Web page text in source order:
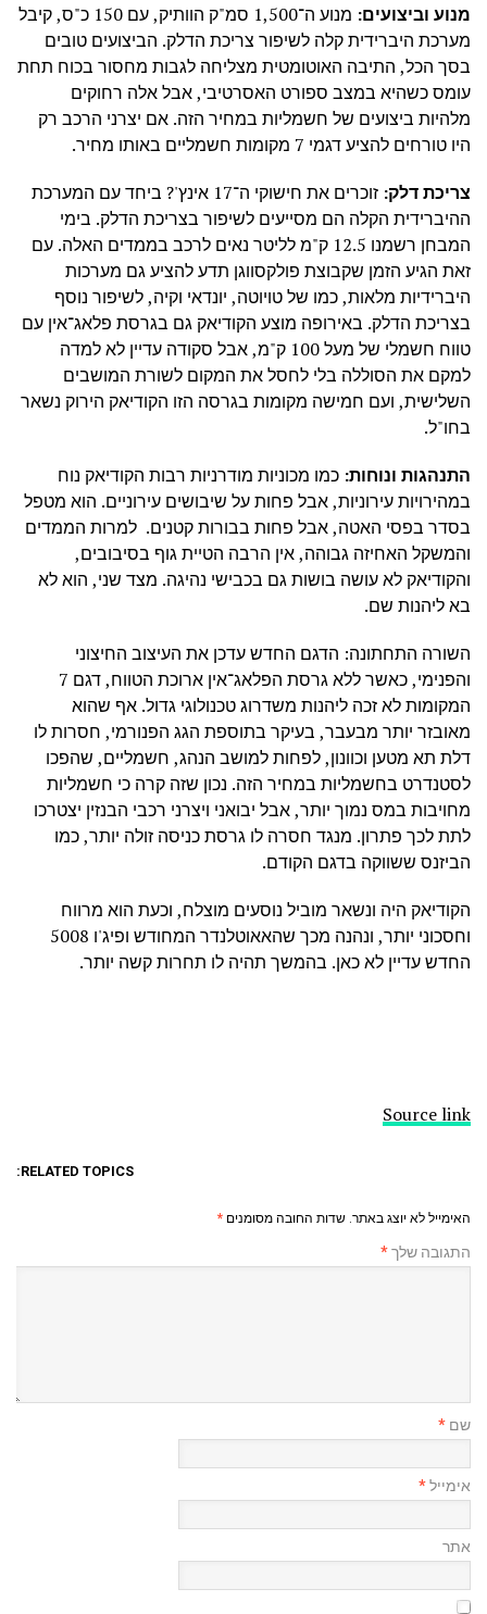
מנוע וביצועים:
מנוע ה־1,500 סמ"ק הוותיק, עם 150 כ"ס, קיבל
מערכת היברידית קלה לשיפור צריכת הדלק. הביצועים טובים
בסך הכל, התיבה האוטומטית מצליחה לגבות מחסור בכוח תחת
עומס כשהיא במצב ספורט האסרטיבי, אבל אלה רחוקים
מלהיות ביצועים של חשמליות במחיר הזה. אם יצרני הרכב רק
היו טורחים להציע דגמי 7 מקומות חשמליים באותו מחיר.
צריכת דלק:
זוכרים את חישוקי ה־17 אינץ'? ביחד עם המערכת
ההיברידית הקלה הם מסייעים לשיפור בצריכת הדלק. בימי
המבחן רשמנו 12.5 ק"מ לליטר נאים לרכב בממדים האלה. עם
זאת הגיע הזמן שקבוצת פולקסווגן תדע להציע גם מערכות
היברידיות מלאות, כמו של טויוטה, יונדאי וקיה, לשיפור נוסף
בצריכת הדלק. באירופה מוצע הקודיאק גם בגרסת פלאג־אין עם
טווח חשמלי של מעל 100 ק"מ, אבל סקודה עדיין לא למדה
למקם את הסוללה בלי לחסל את המקום לשורת המושבים
השלישית, ועם חמישה מקומות בגרסה הזו הקודיאק הירוק נשאר
בחו"ל.
התנהגות ונוחות: כמו מכוניות מודרניות רבות הקודיאק נוח
במהירויות עירוניות, אבל פחות על שיבושים עירוניים. הוא מטפל
בסדר בפסי האטה, אבל פחות בבורות קטנים. למרות הממדים
והמשקל האחיזה גבוהה, אין הרבה הטיית גוף בסיבובים,
והקודיאק לא עושה בושות גם בכבישי נהיגה. מצד שני, הוא לא
בא ליהנות שם.
השורה התחתונה: הדגם החדש עדכן את העיצוב החיצוני
והפנימי, כאשר ללא גרסת הפלאג־אין ארוכת הטווח, דגם 7
המקומות לא זכה ליהנות משדרוג טכנולוגי גדול. אף שהוא
מאובזר יותר מבעבר, בעיקר בתוספת הגג הפנורמי, חסרות לו
דלת תא מטען וכוונון, לפחות למושב הנהג, חשמליים, שהפכו
לסטנדרט בחשמליות במחיר הזה. נכון שזה קרה כי חשמליות
מחויבות במס נמוך יותר, אבל יבואני ויצרני רכבי הבנזין יצטרכו
לתת לכך פתרון. מנגד חסרה לו גרסת כניסה זולה יותר, כמו
הביזנס ששווקה בדגם הקודם.
הקודיאק היה ונשאר מוביל נוסעים מוצלח, וכעת הוא מרווח
וחסכוני יותר, ונהנה מכך שהאאוטלנדר המחודש ופיג'ו 5008
החדש עדיין לא כאן. בהמשך תהיה לו תחרות קשה יותר.
Source link
RELATED TOPICS:
האימייל לא יוצג באתר. שדות החובה מסומנים *
התגובה שלך*
שם *
אימייל*
אתר